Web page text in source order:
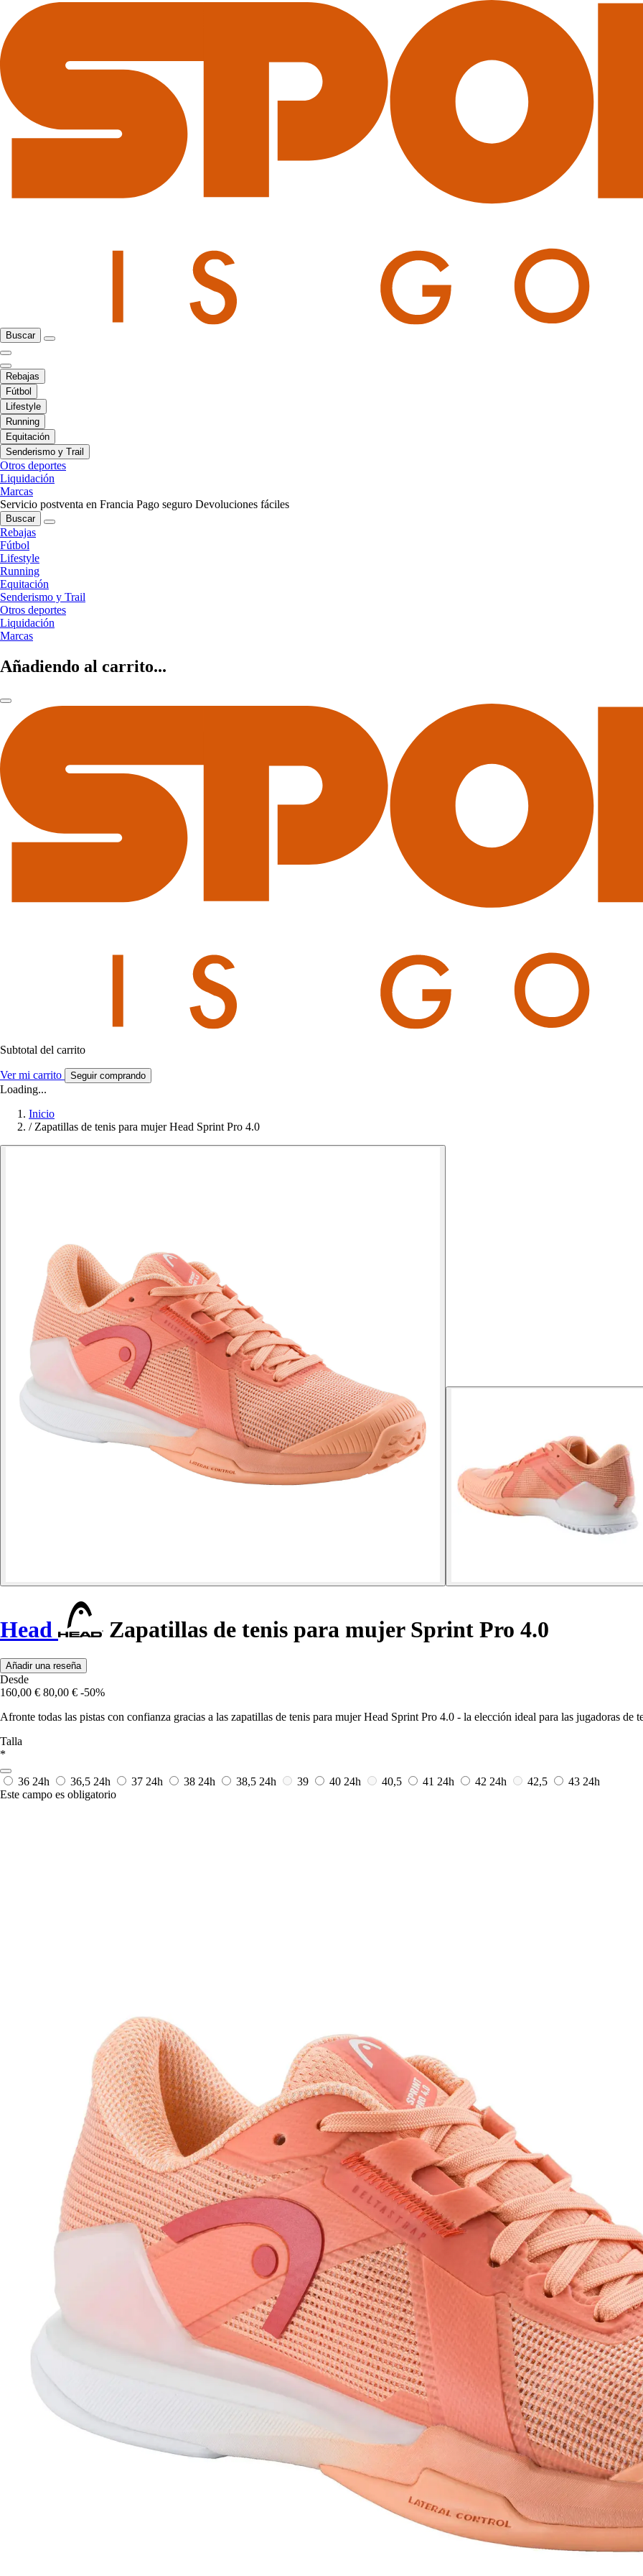
Buscar
Rebajas
Fútbol
Lifestyle
Running
Equitación
Senderismo y Trail
Otros deportes
Liquidación
Marcas
Servicio postventa en Francia Pago seguro Devoluciones fáciles
Buscar
Rebajas
Fútbol
Lifestyle
Running
Equitación
Senderismo y Trail
Otros deportes
Liquidación
Marcas
Añadiendo al carrito...
Subtotal del carrito
Ver mi carrito Seguir comprando
Loading...
Inicio
/ Zapatillas de tenis para mujer Head Sprint Pro 4.0
Head Zapatillas de tenis para mujer Sprint Pro 4.0
Añadir una reseña
Desde
160,00 € 80,00 € -50%
Afronte todas las pistas con confianza gracias a las zapatillas de tenis para mujer Head Sprint Pro 4.0 - la elección ideal para las jugadoras de
Talla
*
36 24h 36,5 24h 37 24h 38 24h 38,5 24h 39 40 24h 40,5 41 24h 42 24h 42,5 43 24h
Este campo es obligatorio